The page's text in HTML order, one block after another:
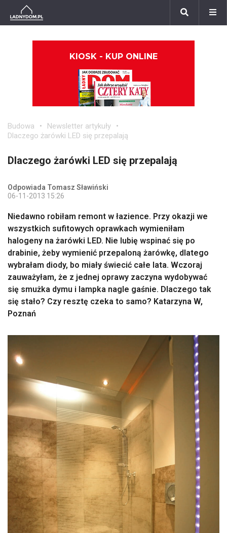
KIOSK - KUP ONLINE
Budowa
Newsletter artykuły
Dlaczego żarówki LED się przepalają
Dlaczego żarówki LED się przepalają
Odpowiada Tomasz Sławiński
06-11-2013 15:26
Niedawno robiłam remont w łazience. Przy okazji we
wszystkich sufitowych oprawkach wymieniłam
halogeny na żarówki LED. Nie lubię wspinać się po
drabinie, żeby wymienić przepaloną żarówkę, dlatego
wybrałam diody, bo miały świecić całe lata. Wczoraj
zauważyłam, że z jednej oprawy zaczyna wydobywać
się smużka dymu i lampka nagle gaśnie. Dlaczego tak
się stało? Czy resztę czeka to samo? Katarzyna W,
Poznań